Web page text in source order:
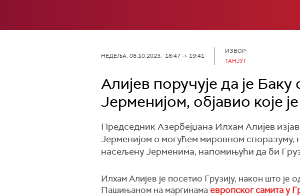
НЕДЕЉА, 08.10.2023, 18:47 -> 19:41
ИЗВОР:
ТАНЈУГ
Алијев поручује да је
Јерменијом, објавио које
Председник Азербејџана Илхам Алијев
Јерменијом о могућем мировном
насељену Јерменима, напомињући да би
Илхам Алијев је посетио Грузију, након што
Пашињаном на маргинама европског самита у